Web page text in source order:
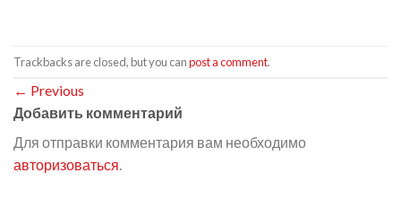
Trackbacks are closed, but you canpost a comment.
← Previous
Добавить комментарий
Для отправки комментария вам необходимо
авторизоваться.